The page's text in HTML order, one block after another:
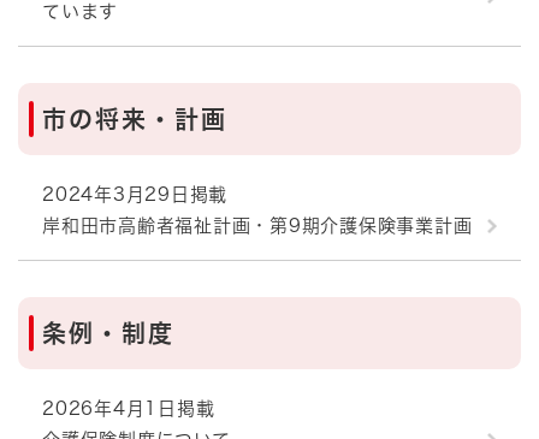
ています
市の将来・計画
2024年3月29日掲載
岸和田市高齢者福祉計画・第9期介護保険事業計画
条例・制度
2026年4月1日掲載